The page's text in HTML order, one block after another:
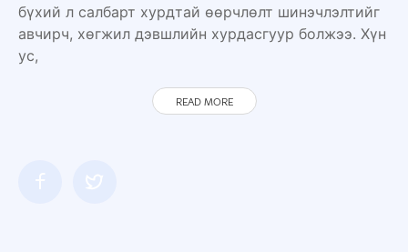
бүхий л салбарт хурдтай өөрчлөлт шинэчлэлтийг
авчирч, хөгжил дэвшлийн хурдасгуур болжээ. Хүн
ус,
READ MORE